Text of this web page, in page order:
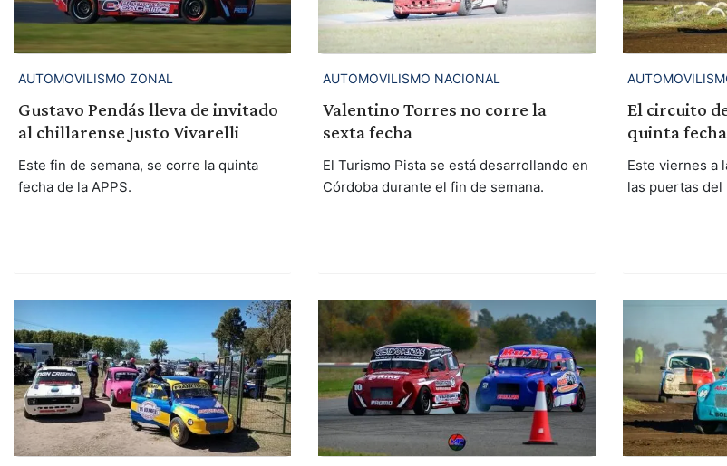
AUTOMOVILISMO ZONAL
Gustavo Pendás lleva de invitado
al chillarense Justo Vivarelli
Este fin de semana, se corre la quinta
fecha de la APPS.
AUTOMOVILISMO NACIONAL
Valentino Torres no corre la
sexta fecha
El Turismo Pista se está desarrollando en
Córdoba durante el fin de semana.
El circuito
quinta fecha
Este viernes a
las puertas del